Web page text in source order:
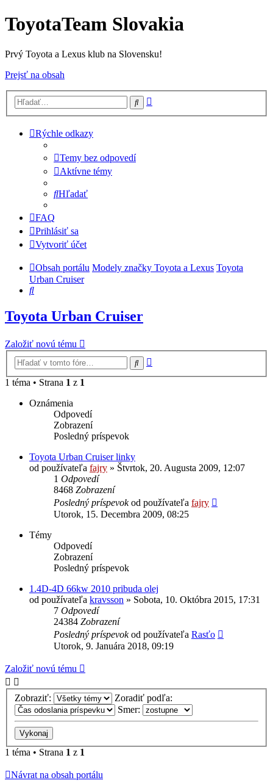
ToyotaTeam Slovakia
Prvý Toyota a Lexus klub na Slovensku!
Prejsť na obsah
Hľadať
Rýchle odkazy
Temy bez odpovedí
Aktívne témy
Hľadať
FAQ
Prihlásiť sa
Vytvoriť účet
Obsah portálu Modely značky Toyota a Lexus Toyota
Urban Cruiser
Hľadať
Toyota Urban Cruiser
Založiť novú tému
Hľadať
1 téma • Strana 1 z 1
Oznámenia
Odpovedí
Zobrazení
Posledný príspevok
Toyota Urban Cruiser linky
od používateľa fajry » Štvrtok, 20. Augusta 2009, 12:07
1 Odpovedí
8468 Zobrazení
Posledný príspevokod používateľa fajry
Utorok, 15. Decembra 2009, 08:25
Témy
Odpovedí
Zobrazení
Posledný príspevok
1.4D-4D 66kw 2010 pribuda olej
od používateľa kravsson » Sobota, 10. Októbra 2015, 17:31
7 Odpovedí
24384 Zobrazení
Posledný príspevokod používateľa Rasťo
Utorok, 9. Januára 2018, 09:19
Založiť novú tému
Zobraziť:
Zoradiť podľa:
Smer:
1 téma • Strana 1 z 1
Návrat na obsah portálu